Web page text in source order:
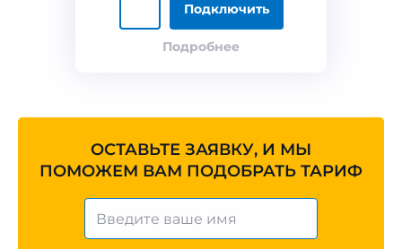
Подключить
Подробнее
ОСТАВЬТЕ ЗАЯВКУ, И МЫ
ПОМОЖЕМ ВАМ ПОДОБРАТЬ ТАРИФ